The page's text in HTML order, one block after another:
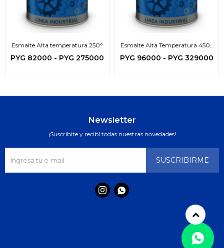
Esmalte Alta temperatura 250°
PYG 82000 - PYG 275000
Esmalte Alta Temperatura 450°
C
PYG 96000 - PYG 329000
Newsletter
¡Suscribite y recibí todas nuestras novedades!
SUSCRIBIRME
 